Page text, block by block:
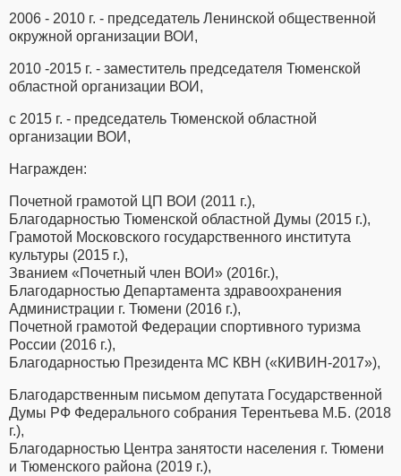
2006 - 2010 г. - председатель Ленинской общественной
окружной организации ВОИ,
2010 -2015 г. - заместитель председателя Тюменской
областной организации ВОИ,
с 2015 г. - председатель Тюменской областной
организации ВОИ,
Награжден:
Почетной грамотой ЦП ВОИ (2011 г.),
Благодарностью Тюменской областной Думы (2015 г.),
Грамотой Московского государственного института
культуры (2015 г.),
Званием «Почетный член ВОИ» (2016г.),
Благодарностью Департамента здравоохранения
Администрации г. Тюмени (2016 г.),
Почетной грамотой Федерации спортивного туризма
России (2016 г.),
Благодарностью Президента МС КВН («КИВИН-2017»),
Благодарственным письмом депутата Государственной
Думы РФ Федерального собрания Терентьева М.Б. (2018
г.),
Благодарностью Центра занятости населения г. Тюмени
и Тюменского района (2019 г.),